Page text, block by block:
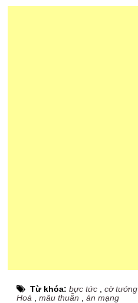
Từ khóa:bực tức ,cờ tướng
Hoá ,mâu thuẫn ,án mạng